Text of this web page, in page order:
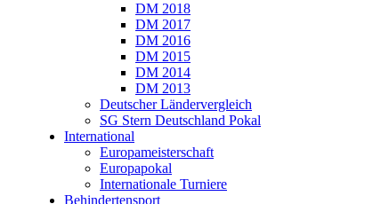
DM 2018
DM 2017
DM 2016
DM 2015
DM 2014
DM 2013
Deutscher Ländervergleich
SG Stern Deutschland Pokal
International
Europameisterschaft
Europapokal
Internationale Turniere
Behindertensport